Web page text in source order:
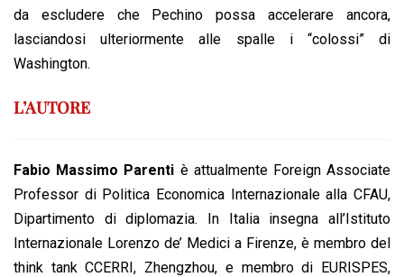
da escludere che Pechino possa accelerare ancora,
lasciandosi ulteriormente alle spalle i “colossi” di
Washington.
L’AUTORE
Fabio Massimo Parenti è attualmente Foreign Associate
Professor di Politica Economica Internazionale alla CFAU,
Dipartimento di diplomazia. In Italia insegna all’Istituto
Internazionale Lorenzo de’ Medici a Firenze, è membro del
think tank CCERRI, Zhengzhou, e membro di EURISPES,